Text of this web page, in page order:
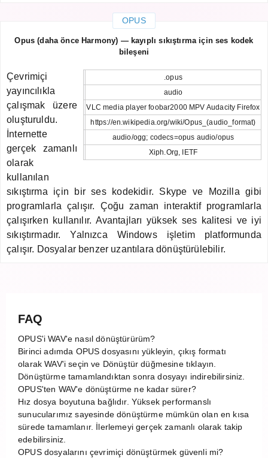
OPUS
Opus (daha önce Harmony) — kayıplı sıkıştırma için ses kodek
bileşeni
.opus
audio
VLC media player foobar2000 MPV Audacity Firefox
https://en.wikipedia.org/wiki/Opus_(audio_format)
audio/ogg; codecs=opus audio/opus
Xiph.Org, IETF
Çevrimiçi
yayıncılıkla
çalışmak üzere
oluşturuldu.
İnternette
gerçek zamanlı
olarak
kullanılan
sıkıştırma için bir ses kodekidir. Skype ve Mozilla gibi
programlarla çalışır. Çoğu zaman interaktif programlarla
çalışırken kullanılır. Avantajları yüksek ses kalitesi ve iyi
sıkıştırmadır. Yalnızca Windows işletim platformunda
çalışır. Dosyalar benzer uzantılara dönüştürülebilir.
FAQ
OPUS'i WAV'e nasıl dönüştürürüm?
Birinci adımda OPUS dosyasını yükleyin, çıkış formatı
olarak WAV'i seçin ve Dönüştür düğmesine tıklayın.
Dönüştürme tamamlandıktan sonra dosyayı indirebilirsiniz.
OPUS'ten WAV'e dönüştürme ne kadar sürer?
Hız dosya boyutuna bağlıdır. Yüksek performanslı
sunucularımız sayesinde dönüştürme mümkün olan en kısa
sürede tamamlanır. İlerlemeyi gerçek zamanlı olarak takip
edebilirsiniz.
OPUS dosyalarını çevrimiçi dönüştürmek güvenli mi?